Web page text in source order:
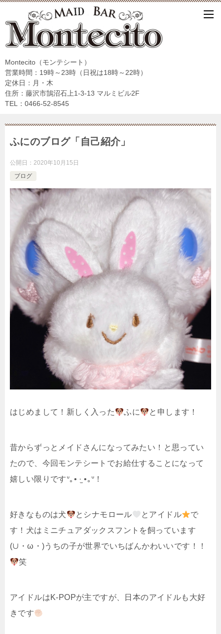
Montecito（モンテシート）
営業時間：19時～23時（日祝は18時～22時）
定休日：月・木
住所：藤沢市鵠沼石上1-3-13 マルミビル2F
TEL：0466-52-8545
ふにのブログ「自己紹介」
公開日： 2020年10月15日
ブログ
はじめまして！新しく入った ふに と申します！
昔からずっとメイドさんになってみたい！と思ってい
たので、今回モンテシートでお給仕することになって
嬉しい限りですᐡ｡• ·̫ •｡ᐡ！
好きなものは犬 とシナモロール とアイドル
で
す！犬はミニチュアダックスフントを飼っています
(∪・ω・)うちの子が世界でいちばんかわいいです！！
笑
アイドルはK-POPが主ですが、日本のアイドルも大好
きです